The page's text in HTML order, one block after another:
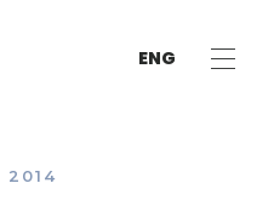
ENG
2014